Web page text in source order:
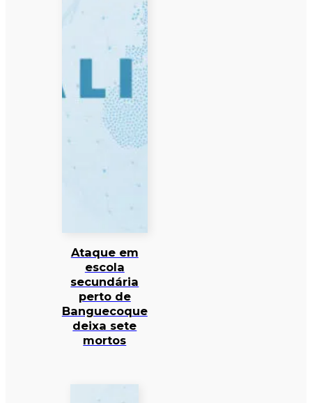
Ataque em
escola
secundária
perto de
Banguecoque
deixa sete
mortos